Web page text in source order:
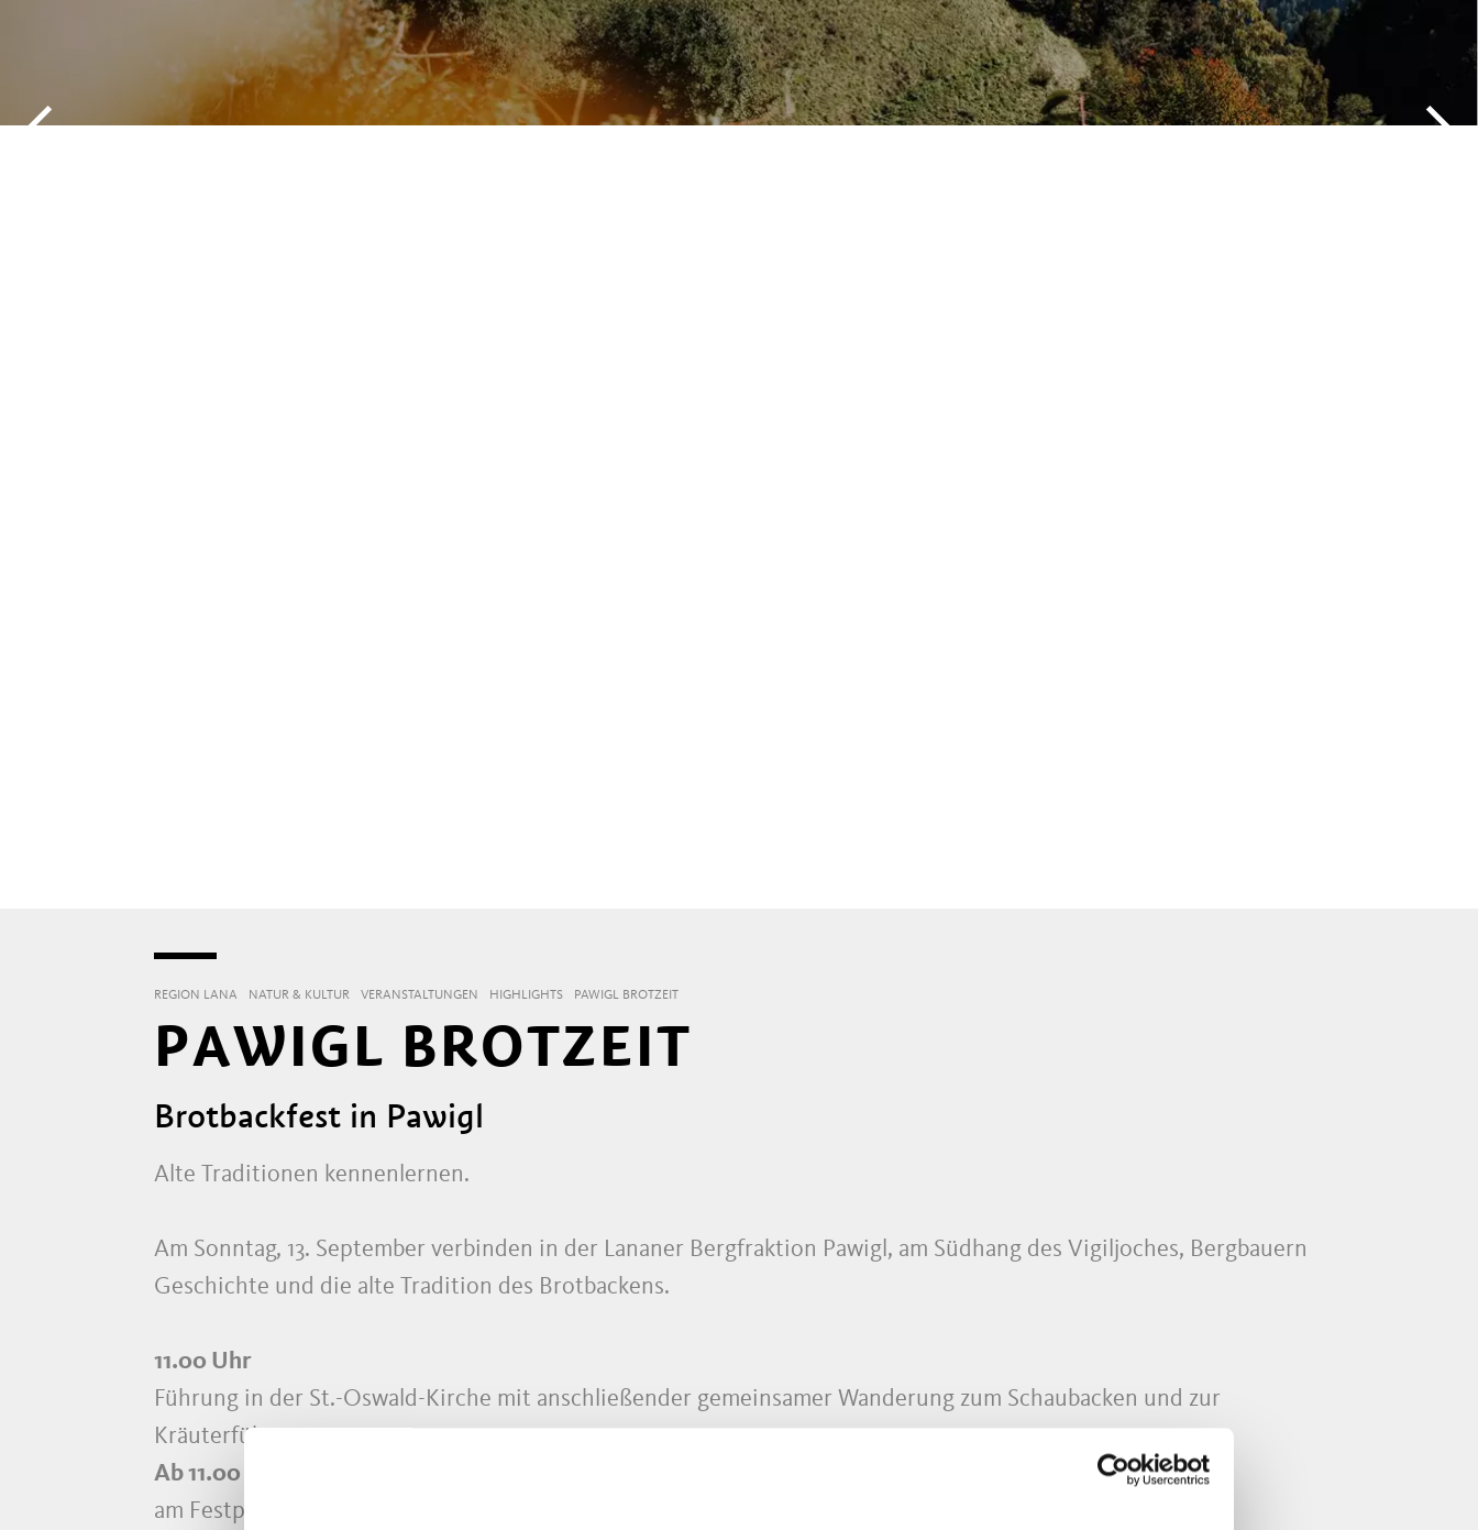
REGION LANA NATUR & KULTUR VERANSTALTUNGEN HIGHLIGHTS PAWIGL BROTZEIT
PAWIGL BROTZEIT
Brotbackfest in Pawigl
Alte Traditionen kennenlernen.
Am Sonntag, 13. September verbinden in der Lananer Bergfraktion Pawigl, am Südhang des Vigiljoches, Bergbauern
Geschichte und die alte Tradition des Brotbackens.
11.00 Uhr
Führung in der St.-Oswald-Kirche mit anschließender gemeinsamer Wanderung zum Schaubacken und zur
Kräuterführung
Ab 11.00 Uhr
am Festplatz beim Pawigler Wirt